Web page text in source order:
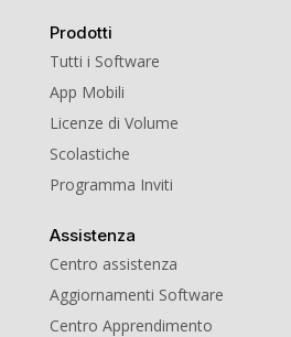
Prodotti
Tutti i Software
App Mobili
Licenze di Volume
Scolastiche
Programma Inviti
Assistenza
Centro assistenza
Aggiornamenti Software
Centro Apprendimento